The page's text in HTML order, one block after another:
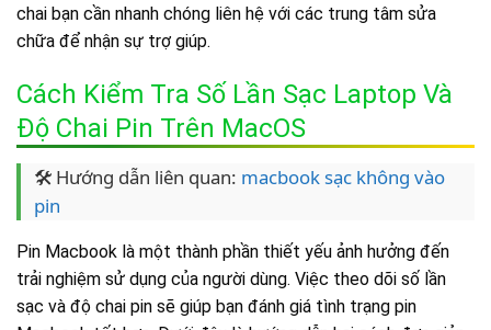
chai bạn cần nhanh chóng liên hệ với các trung tâm sửa
chữa để nhận sự trợ giúp.
Cách Kiểm Tra Số Lần Sạc Laptop Và
Độ Chai Pin Trên MacOS
🛠️ Hướng dẫn liên quan: macbook sạc không vào
pin
Pin Macbook là một thành phần thiết yếu ảnh hưởng đến
trải nghiệm sử dụng của người dùng. Việc theo dõi số lần
sạc và độ chai pin sẽ giúp bạn đánh giá tình trạng pin